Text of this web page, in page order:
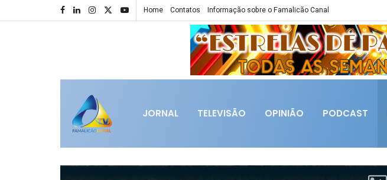
Home Contatos Informação sobre o Famalicão Canal
JORNAL TELEVISÃO OPINIÃO PODCAST